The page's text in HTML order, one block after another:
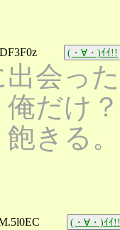
(・∀・)ｲｲ!!
出会っ
だけ？
きる。
(・∀・)ｲｲ!!